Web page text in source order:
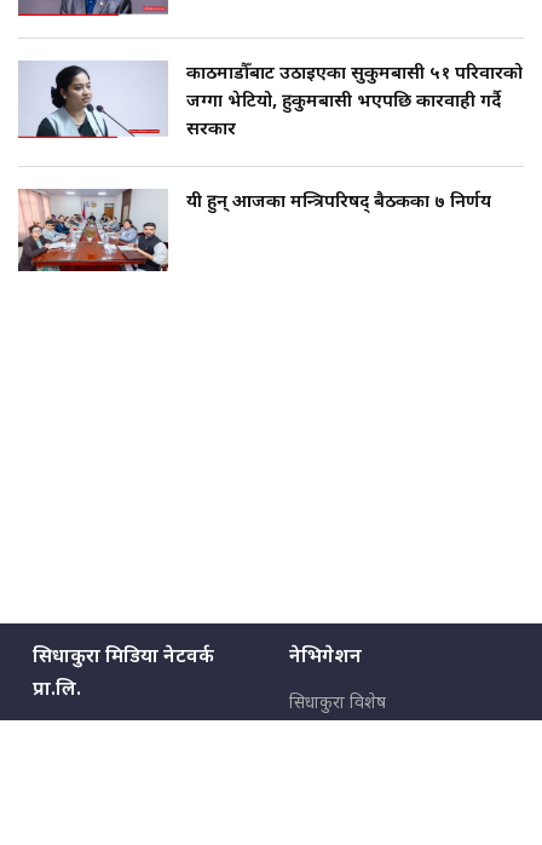
काठमाडौँबाट उठाइएका सुकुमबासी ५१ परिवारको
जग्गा भेटियो, हुकुमबासी भएपछि कारवाही गर्दै
सरकार
यी हुन् आजका मन्त्रिपरिषद् बैठकका ७ निर्णय
सिधाकुरा मिडिया नेटवर्क
प्रा.लि.
नेभिगेशन
सिधाकुरा विशेष